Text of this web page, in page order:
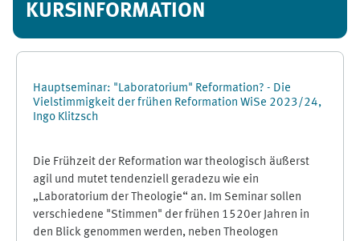
KURSINFORMATION
Hauptseminar: "Laboratorium" Reformation? - Die
Vielstimmigkeit der frühen Reformation WiSe 2023/24,
Ingo Klitzsch
Die Frühzeit der Reformation war theologisch äußerst
agil und mutet tendenziell geradezu wie ein
„Laboratorium der Theologie“ an. Im Seminar sollen
verschiedene "Stimmen" der frühen 1520er Jahren in
den Blick genommen werden, neben Theologen